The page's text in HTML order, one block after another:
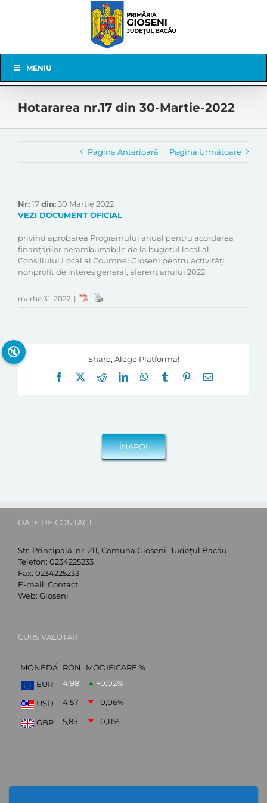
Navigation
MENIU
Hotararea nr.17 din 30-Martie-2022
Pagina Anterioară Pagina Următoare
Nr:17 din:30 Martie 2022
VEZI DOCUMENT OFICIAL
privind aprobarea Programului anual pentru acordarea
finanțărilor nerambursabile de la bugetul local al
Consiliului Local al Coumnei Gioseni pentru activități
nonprofit de interes general, aferent anului 2022
martie 31, 2022 |
Share, Alege Platforma!
Facebook
RedditLinkedInWhatsApp
Tumblr Pinterest
E-
DATE DE CONTACT
Str. Principală, nr. 211, Comuna Gioseni, Județul Bacău
Telefon: 0234225233
Fax: 0234225233
E-mail: Contact
Web: Gioseni
CURS VALUTAR
MONEDĂ RON
MODIFICARE %
EUR
4,98 +0,02%
USD 4,57 –0,06%
GBP 5,85 –0,11%
🔇